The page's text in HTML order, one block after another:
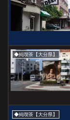
◆純喫茶【大分県】
◆純喫茶【大分県】